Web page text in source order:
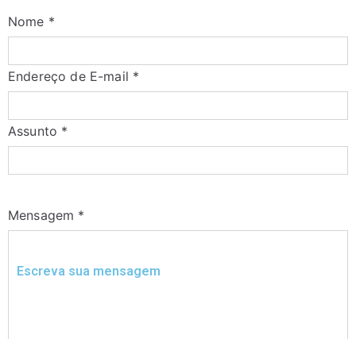
Nome *
Endereço de E-mail *
Assunto *
Mensagem *